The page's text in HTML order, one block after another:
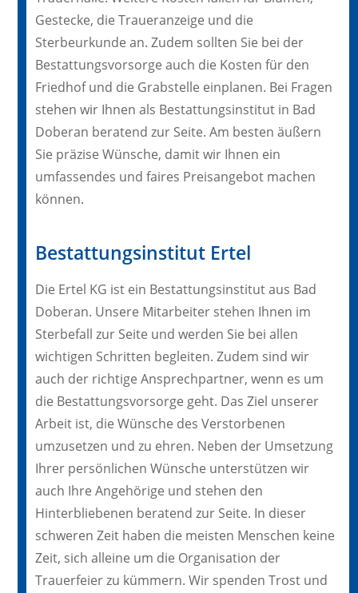
Gestecke, die Traueranzeige und die
Sterbeurkunde an. Zudem sollten Sie bei der
Bestattungsvorsorge auch die Kosten für den
Friedhof und die Grabstelle einplanen. Bei Fragen
stehen wir Ihnen als Bestattungsinstitut in Bad
Doberan beratend zur Seite. Am besten äußern
Sie präzise Wünsche, damit wir Ihnen ein
umfassendes und faires Preisangebot machen
können.
Bestattungsinstitut Ertel
Die Ertel KG ist ein Bestattungsinstitut aus Bad
Doberan. Unsere Mitarbeiter stehen Ihnen im
Sterbefall zur Seite und werden Sie bei allen
wichtigen Schritten begleiten. Zudem sind wir
auch der richtige Ansprechpartner, wenn es um
die Bestattungsvorsorge geht. Das Ziel unserer
Arbeit ist, die Wünsche des Verstorbenen
umzusetzen und zu ehren. Neben der Umsetzung
Ihrer persönlichen Wünsche unterstützen wir
auch Ihre Angehörige und stehen den
Hinterbliebenen beratend zur Seite. In dieser
schweren Zeit haben die meisten Menschen keine
Zeit, sich alleine um die Organisation der
Trauerfeier zu kümmern. Wir spenden Trost und